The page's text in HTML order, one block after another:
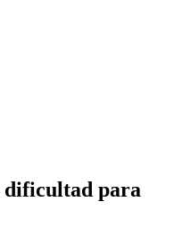
dificultad para